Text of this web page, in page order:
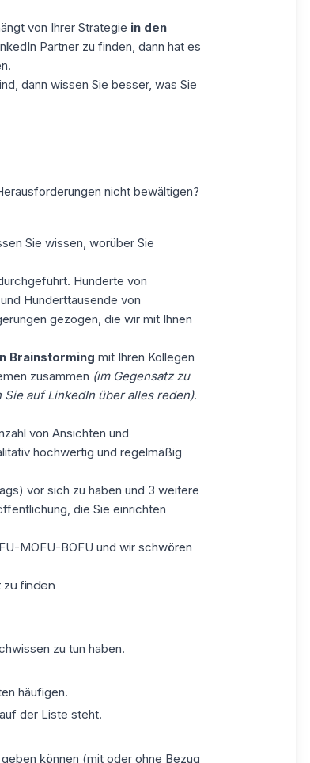
von Ihrer Strategie in den
Partner zu finden, dann hat es
dann wissen Sie besser, was Sie
nicht bewältigen?
Sie wissen, worüber Sie
Hunderte von
Hunderttausende von
gezogen, die wir mit Ihnen
Brainstorming mit Ihren Kollegen
zusammen (im Gegensatz zu
auf LinkedIn über alles reden).
von Ansichten und
hochwertig und regelmäßig
vor sich zu haben und 3 weitere
die Sie einrichten
MOFU-BOFU und wir schwören
zu finden
zu tun haben.
häufigen.
der Liste steht.
können (mit oder ohne Bezug